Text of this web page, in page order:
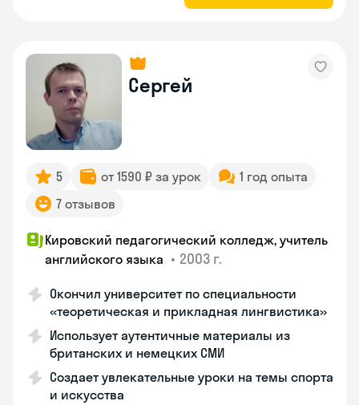
Сергей
5 от 1590 ₽ за урок
1 год опыта
7 отзывов
Кировский педагогический колледж, учитель
английского языка • 2003 г.
Окончил университет по специальности
«теоретическая и прикладная лингвистика»
Использует аутентичные материалы из
британских и немецких СМИ
Создает увлекательные уроки на темы спорта
и искусства